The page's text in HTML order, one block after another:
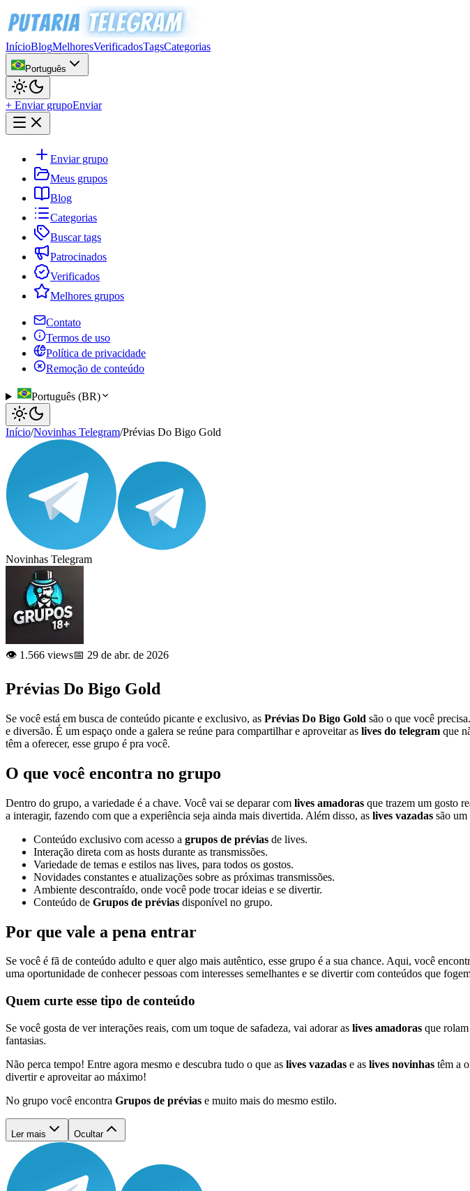
InícioBlogMelhoresVerificadosTagsCategorias
Português
+ Enviar grupoEnviar
Enviar grupo
Meus grupos
Blog
Categorias
Buscar tags
Patrocinados
Verificados
Melhores grupos
Contato
Termos de uso
Política de privacidade
Remoção de conteúdo
Português (BR)
Início/Novinhas Telegram/Prévias Do Bigo Gold
Novinhas Telegram
👁️ 1.566 views📅 29 de abr. de 2026
Prévias Do Bigo Gold
Se você está em busca de conteúdo picante e exclusivo, as Prévias Do Bigo Gold são o que você
e diversão. É um espaço onde a galera se reúne para compartilhar e aproveitar as lives do telegram que
têm a oferecer, esse grupo é pra você.
O que você encontra no grupo
Dentro do grupo, a variedade é a chave. Você vai se deparar com lives amadoras que trazem um gosto
a interagir, fazendo com que a experiência seja ainda mais divertida. Além disso, as lives vazadas são
Conteúdo exclusivo com acesso a grupos de prévias de lives.
Interação direta com as hosts durante as transmissões.
Variedade de temas e estilos nas lives, para todos os gostos.
Novidades constantes e atualizações sobre as próximas transmissões.
Ambiente descontraído, onde você pode trocar ideias e se divertir.
Conteúdo de Grupos de prévias disponível no grupo.
Por que vale a pena entrar
Se você é fã de conteúdo adulto e quer algo mais autêntico, esse grupo é a sua chance. Aqui, você
uma oportunidade de conhecer pessoas com interesses semelhantes e se divertir com conteúdos que
Quem curte esse tipo de conteúdo
Se você gosta de ver interações reais, com um toque de safadeza, vai adorar as lives amadoras que
fantasias.
Não perca tempo! Entre agora mesmo e descubra tudo o que as lives vazadas e as lives novinhas têm a
divertir e aproveitar ao máximo!
No grupo você encontra Grupos de prévias e muito mais do mesmo estilo.
Ler mais Ocultar